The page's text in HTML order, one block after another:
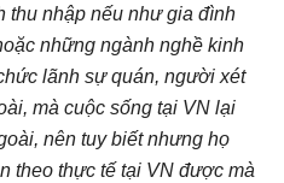
thu nhập nếu như gia đình
những ngành nghề kinh
lãnh sự quán, người xét
mà cuộc sống tại VN lại
nên tuy biết nhưng họ
theo thực tế tại VN được mà